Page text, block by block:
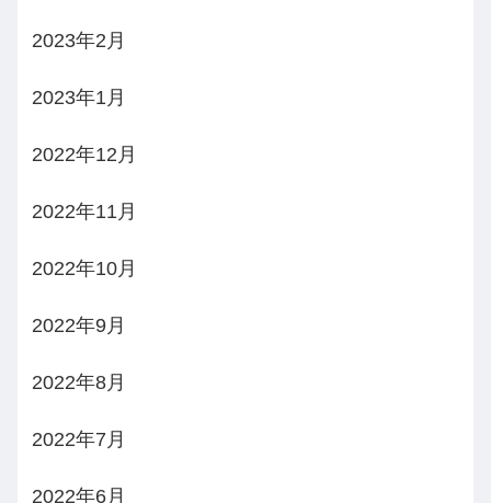
2023年2月
2023年1月
2022年12月
2022年11月
2022年10月
2022年9月
2022年8月
2022年7月
2022年6月